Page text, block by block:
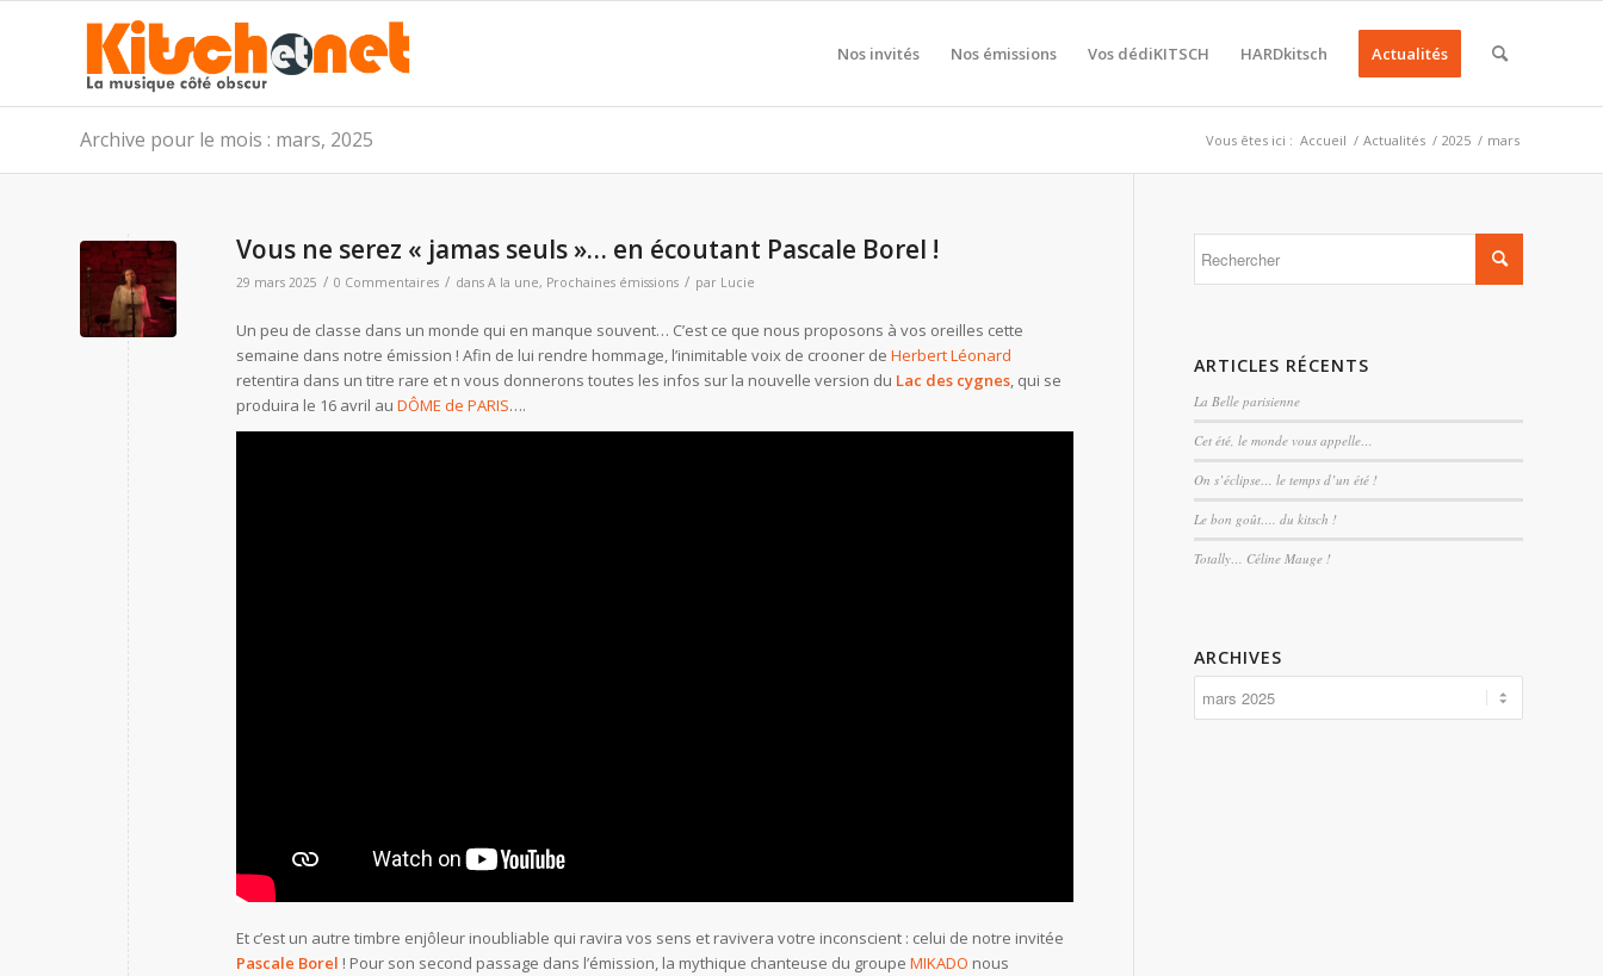
Nos invités Nos émissions Vos dédiKITSCH HARDkitsch Actualités
Archive pour le mois : mars, 2025 Vous êtes ici : Accueil / Actualités / 2025 / mars
Vous ne serez « jamas seuls »… en écoutant Pascale Borel !
29 mars 2025 / 0 Commentaires / dans A la une, Prochaines émissions / par Lucie
Un peu de classe dans un monde qui en manque souvent… C’est ce que nous proposons à vos oreilles cette
semaine dans notre émission ! Afin de lui rendre hommage, l’inimitable voix de crooner de Herbert Léonard
retentira dans un titre rare et n vous donnerons toutes les infos sur la nouvelle version du Lac des cygnes, qui se
produira le 16 avril au DÔME de PARIS….
Et c’est un autre timbre enjôleur inoubliable qui ravira vos sens et ravivera votre inconscient : celui de notre invitée
Pascale Borel ! Pour son second passage dans l’émission, la mythique chanteuse du groupe MIKADO nous
ARTICLES RÉCENTS
La Belle parisienne
Cet été, le monde vous appelle…
On s’éclipse… le temps d’un été !
Le bon goût…. du kitsch !
Totally… Céline Mauge !
ARCHIVES